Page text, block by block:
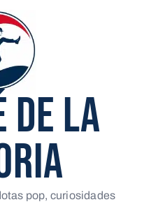
DE LA
pop, curiosidades